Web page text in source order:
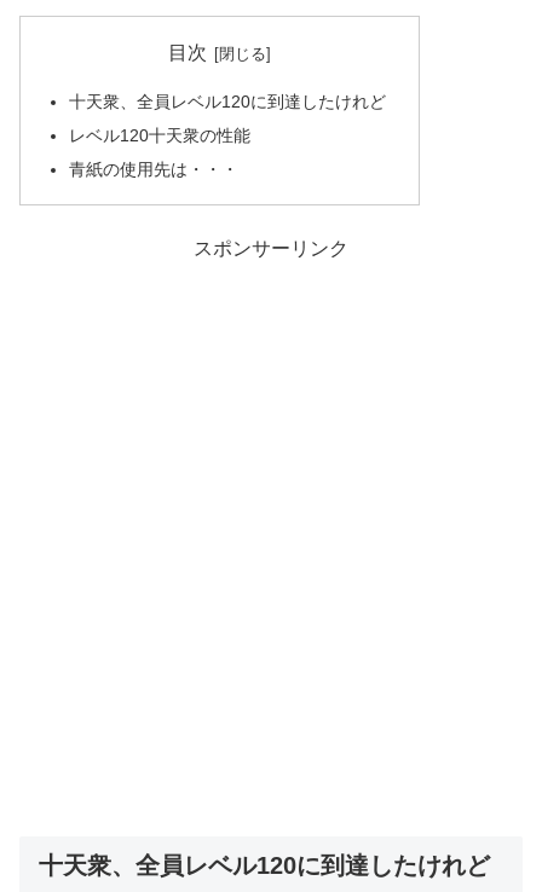
目次
十天衆、全員レベル120に到達したけれど
レベル120十天衆の性能
青紙の使用先は・・・
スポンサーリンク
十天衆、全員レベル120に到達したけれど